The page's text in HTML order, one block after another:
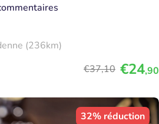
(236km)
€37,10 €24,90
32% réduction